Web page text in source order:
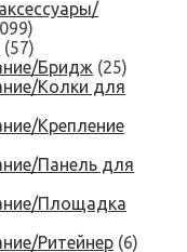
(57)
Бридж (25)
Колки для
Крепление
Панель для
Площадка
Ритейнер (6)